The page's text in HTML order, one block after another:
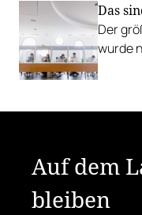
Das
Der
wurde
Auf dem
bleiben